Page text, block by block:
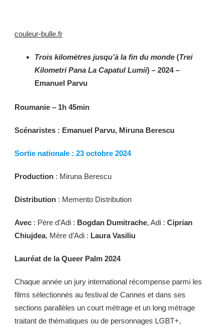
couleur-bulle.fr
Trois kilomètres jusqu’à la fin du monde (Trei
Kilometri Pana La Capatul Lumii) – 2024 –
Emanuel Parvu
Roumanie – 1h 45min
Scénaristes : Emanuel Parvu, Miruna Berescu
Sortie nationale : 23 octobre 2024
Production : Miruna Berescu
Distribution : Memento Distribution
Avec : Père d’Adi : Bogdan Dumitrache, Adi : Ciprian
Chiujdea, Mère d’Adi : Laura Vasiliu
Lauréat de la Queer Palm 2024
Chaque année un jury international récompense parmi les
films sélectionnés au festival de Cannes et dans ses
sections parallèles un court métrage et un long métrage
traitant de thématiques ou de personnages LGBT+,